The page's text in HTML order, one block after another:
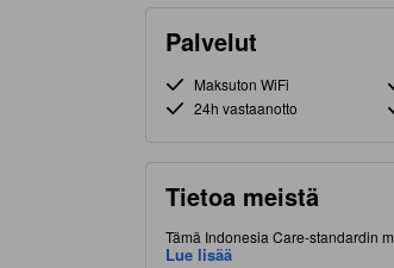
Palvelut
Maksuton WiFi
24h vastaanotto
Tietoa meistä
Tämä Indonesia Care-standardin
lisämaksua. Majoituspaikka
Lue lisää